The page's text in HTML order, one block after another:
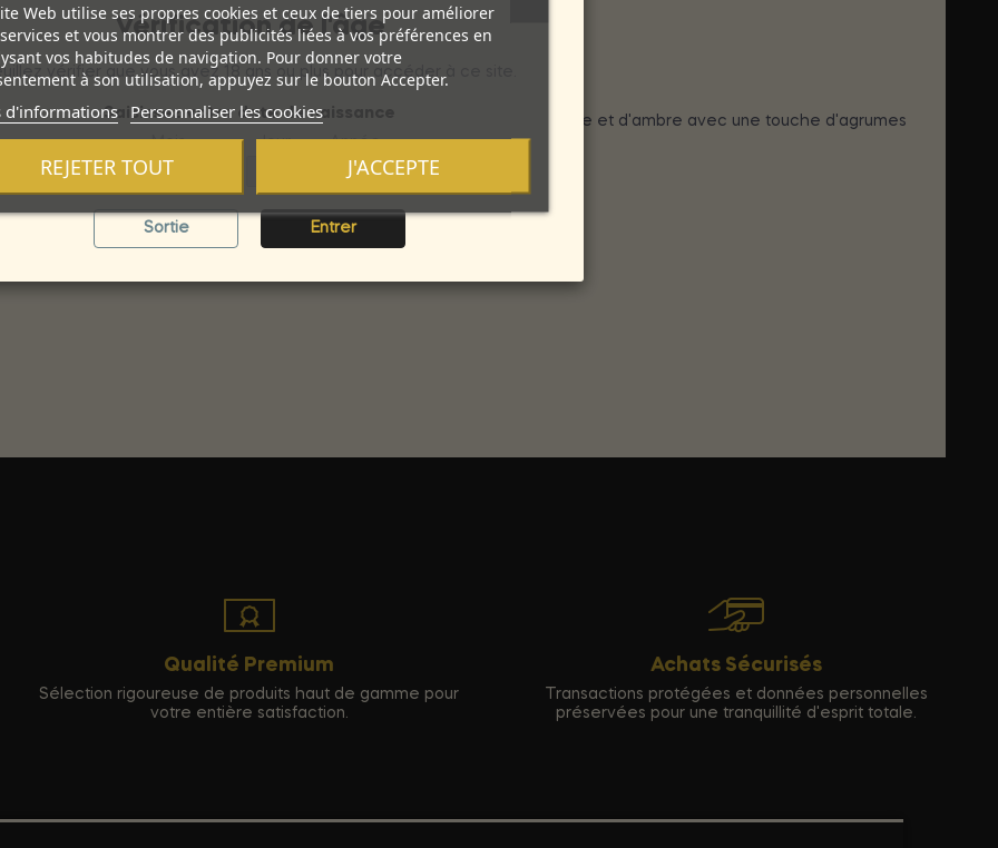
nouveau marieur.
Stanger, ce parfum est un mélange sensuel de jasmin, de pamplemousse et d'ambre avec une touche d'agrumes
parfum.
de verre saisissant.
Qualité Premium
Sélection rigoureuse de produits haut de gamme pour
votre entière satisfaction.
Achats Sécurisés
Transactions protégées et données personnelles
préservées pour une tranquillité d'esprit totale.
Web utilise ses propres cookies et ceux de tiers pour améliorer
et vous montrer des publicités liées à vos préférences en
vos habitudes de navigation. Pour donner votre
à son utilisation, appuyez sur le bouton Accepter.
d'informations Personnaliser les cookies
REJETER TOUT J'ACCEPTE
Vérification de l'âge
vérifier que vous avez 18 ans ou plus pour accéder à ce site.
Saisissez votre date de naissance
Mois
Jour Année
Sortie Entrer